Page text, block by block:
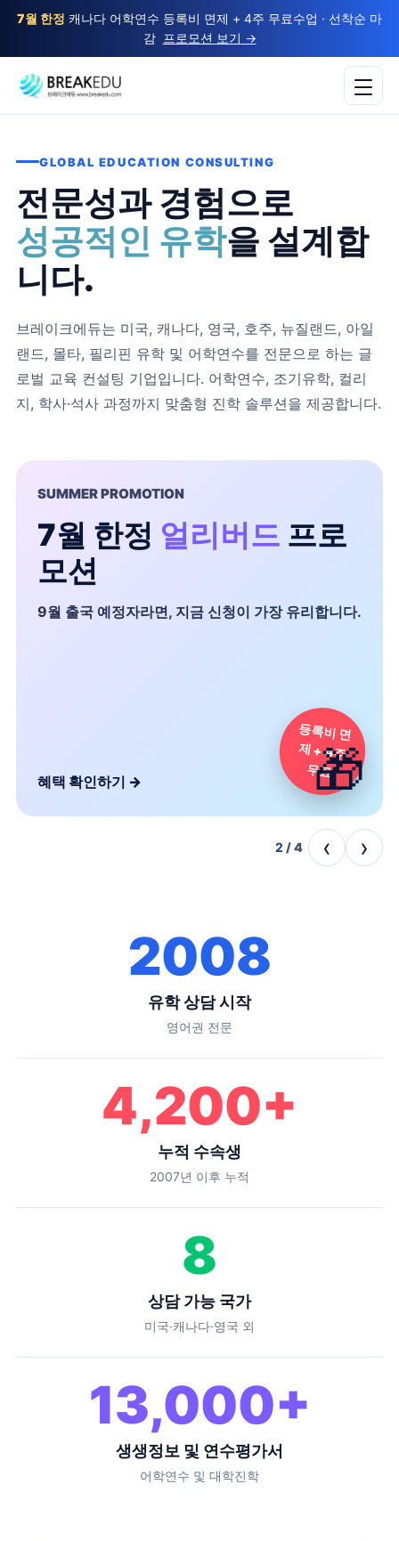
7월 한정 캐나다 어학연수 등록비 면제 + 4주 무료수업 · 선착순 마
감
프로모션 보기 →
GLOBAL EDUCATION CONSULTING
전문성과 경험으로
성공적인 유학을 설계합
니다.
브레이크에듀는 미국, 캐나다, 영국, 호주, 뉴질랜드, 아일
랜드, 몰타, 필리핀 유학 및 어학연수를 전문으로 하는 글
로벌 교육 컨설팅 기업입니다. 어학연수, 조기유학, 컬리
지, 학사·석사 과정까지 맞춤형 진학 솔루션을 제공합니다.
SUMMER PROMOTION
7월 한정 얼리버드 프로
모션
9월 출국 예정자라면, 지금 신청이 가장 유리합니다.
등록비 면
제 + 4주
무료
🎁
혜택 확인하기 →
2 /4 ‹ ›
2008
유학 상담 시작
영어권 전문
4,200+
누적 수속생
2007년 이후 누적
8
상담 가능 국가
미국·캐나다·영국 외
13,000+
생생정보 및 연수평가서
어학연수 및 대학진학